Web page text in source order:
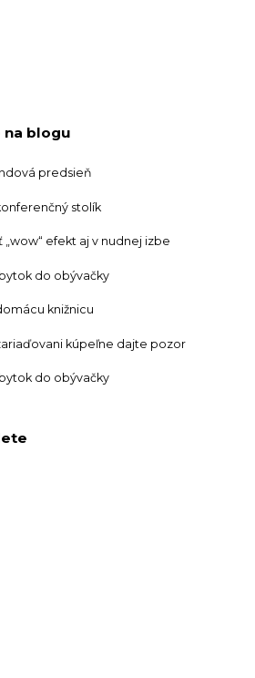
na blogu
predsieň
stolík
„wow“ efekt aj v nudnej izbe
do obývačky
knižnicu
kúpeľne dajte pozor
do obývačky